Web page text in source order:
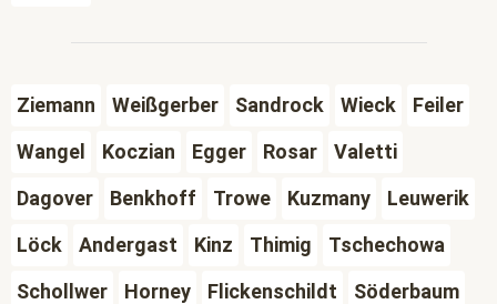
Ziemann Weißgerber Sandrock Wieck
Feiler
Wangel
Koczian Egger Rosar
Valetti
Dagover
Benkhoff Trowe Kuzmany
Leuwerik
Löck
Andergast Kinz Thimig
Tschechowa
Schollwer
Horney Flickenschildt
Söderbaum